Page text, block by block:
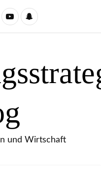
und Wirtschaft